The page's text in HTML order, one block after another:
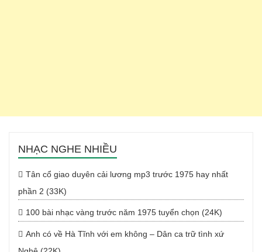
NHẠC NGHE NHIỀU
Tân cổ giao duyên cải lương mp3 trước 1975 hay nhất
phần 2 (33K)
100 bài nhạc vàng trước năm 1975 tuyển chọn (24K)
Anh có về Hà Tĩnh với em không – Dân ca trữ tình xứ